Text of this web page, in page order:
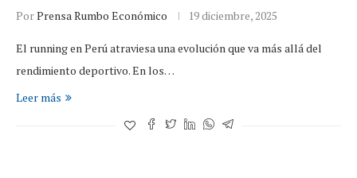
PorPrensa Rumbo Económico 19 diciembre, 2025
El running en Perú atraviesa una evolución que va más allá del
rendimiento deportivo. En los…
Leer más